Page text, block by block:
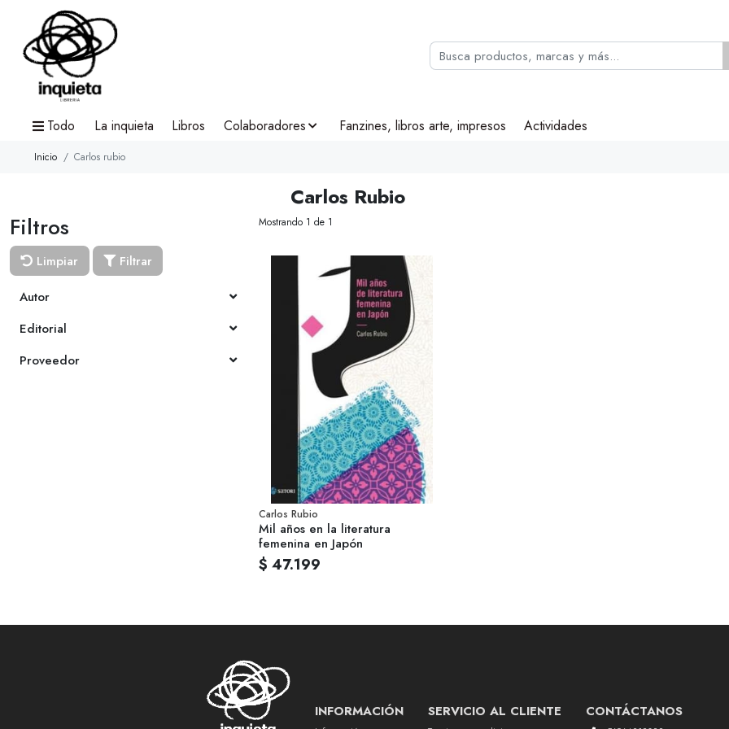
Todo La inquieta Libros Colaboradores Fanzines, libros arte, impresos Actividades
Inicio Carlos rubio
Carlos Rubio
Filtros
Limpiar
Filtrar
Autor
Editorial
Proveedor
Mostrando 1 de 1
Carlos Rubio
Mil años en la literatura
femenina en Japón
$ 47.199
INFORMACIÓN SERVICIO AL CLIENTE CONTÁCTANOS